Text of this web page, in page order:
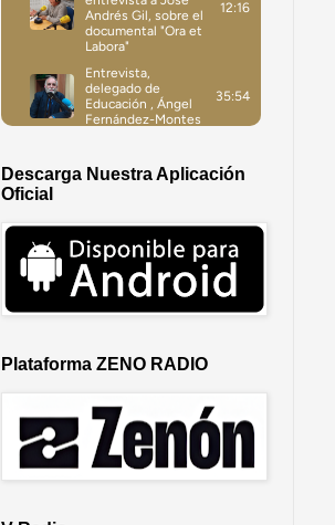
Descarga Nuestra Aplicación
Oficial
Plataforma ZENO RADIO